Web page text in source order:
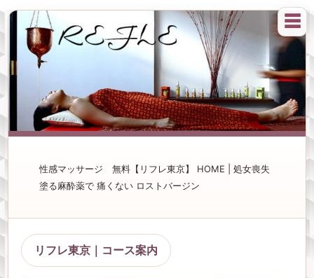
☰
性感マッサージ 無料【リフレ東京】 HOME | 処女喪失
塗る麻酔薬で 痛くない ロストバージン
リフレ東京｜コース案内